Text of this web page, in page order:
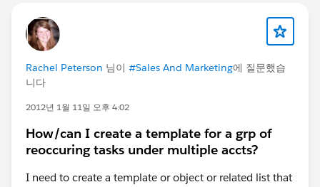
Rachel Peterson 님이 #Sales And Marketing에 질문했습
니다
2012년 1월 11일 오후 4:02
How/can I create a template for a grp of
reoccuring tasks under multiple accts?
I need to create a template or object or related list that